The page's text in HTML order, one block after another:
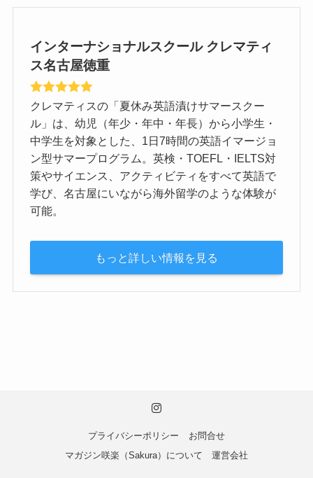
インターナショナルスクール クレマティ
ス名古屋徳重
クレマティスの「夏休み英語漬けサマースクー
ル」は、幼児（年少・年中・年長）から小学生・
中学生を対象とした、1日7時間の英語イマージョ
もっと詳しい情報を見る